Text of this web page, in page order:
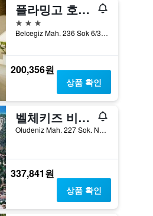
플라밍고 호텔 앤 스파
3성급
Belcegiz Mah. 236 Sok 6/3, 욀뤼데니즈, 튀르키예
200,356원
상품 확인
벨체키즈 비치 클럽 -
Oludeniz Mah. 227 Sok. No:2A, 욀뤼데니즈, 튀르키예
337,841원
상품 확인